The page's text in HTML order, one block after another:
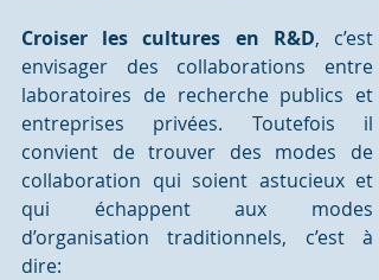
Croiser les cultures en R&D, c’est
envisager des collaborations entre
laboratoires de recherche publics et
entreprises privées. Toutefois il
convient de trouver des modes de
collaboration qui soient astucieux et
qui échappent aux modes
d’organisation traditionnels, c’est à
dire: